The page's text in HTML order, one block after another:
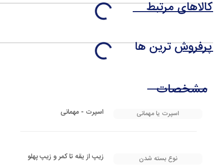
کالاهای مرتبط
پرفروش ترین ها
مشخصات
اسپرت یا مهمانی اسپرت - مهمانی
نوع بسته شدن زیپ از یقه تا کمر و زیپ پهلو